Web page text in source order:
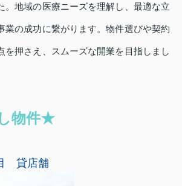
。地域の医療ニーズを理解し、最適な立
業の成功に繋がります。物件選びや契約
を押さえ、スムーズな開業を目指しまし
物件★
貸店舗